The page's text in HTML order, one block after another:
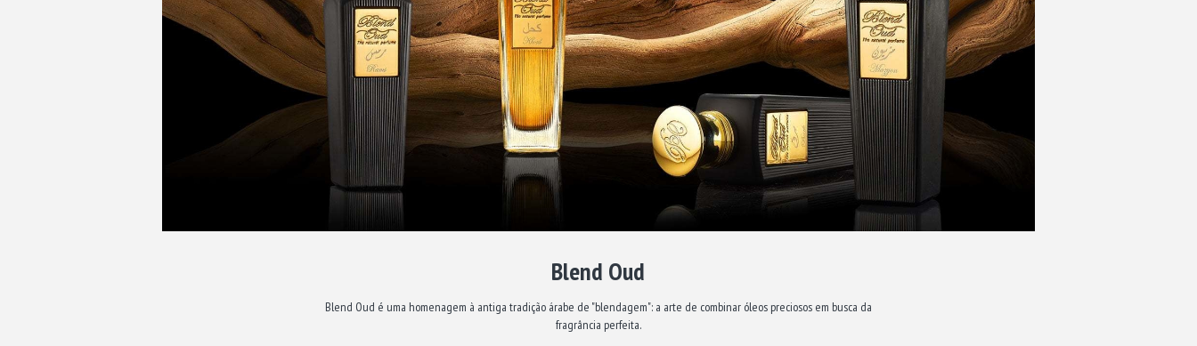
Blend Oud
Blend Oud é uma homenagem à antiga tradição árabe de "blendagem": a arte de combinar óleos preciosos em busca da
fragrância perfeita.